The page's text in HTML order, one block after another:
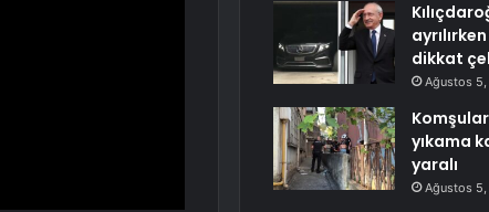
dikkat
Ağustos
yıkama
yaralı
Ağustos